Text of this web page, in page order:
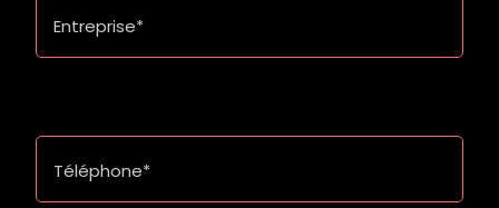
Entreprise*
Téléphone*